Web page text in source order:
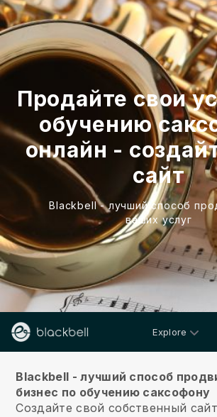
Продайте свои
обучению
онлайн -
сайт
Blackbell - лучший способ
ваших услуг
Explore
Blackbell - лучший способ
бизнес по обучению саксофону
Создайте свой собственный